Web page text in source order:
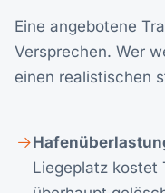
Eine angebotene
Versprechen. Wer
einen realistischen
Liegeplatz kostet